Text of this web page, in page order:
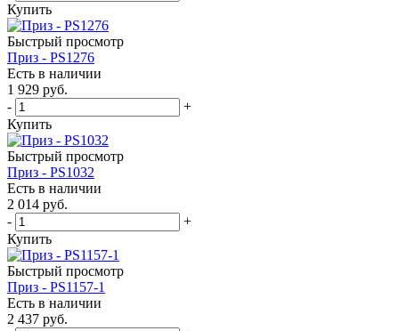
Купить
Быстрый просмотр
Приз - PS1276
Есть в наличии
1 929 руб.
-
+
Купить
Быстрый просмотр
Приз - PS1032
Есть в наличии
2 014 руб.
-
+
Купить
Быстрый просмотр
Приз - PS1157-1
Есть в наличии
2 437 руб.